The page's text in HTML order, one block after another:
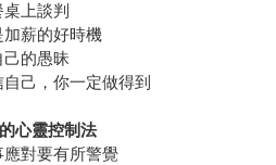
上談判
薪的好時機
的愚昧
己，你一定做得到
心靈控制法
對要有所警覺